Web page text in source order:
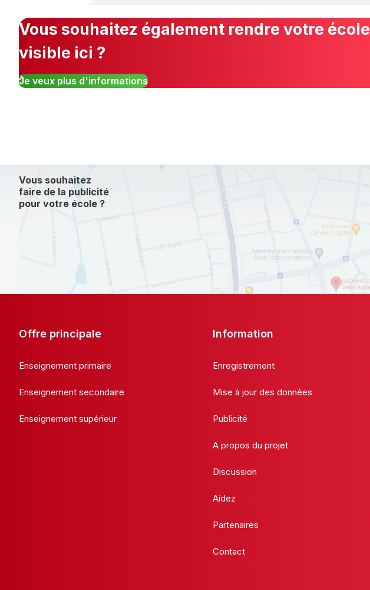
Vous souhaitez également rendre votre école
visible ici ?
Je veux plus d'informations
Vous souhaitez
faire de la publicité
pour votre école ?
Offre principale
Enseignement primaire
Enseignement secondaire
Enseignement supérieur
Information
Enregistrement
Mise à jour des données
Publicité
A propos du projet
Discussion
Aidez
Partenaires
Contact